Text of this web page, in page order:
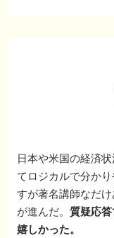
日本や米国の経済
てロジカルで分か
すが著名講師なだ
が進んだ。 質疑応
嬉しかった。